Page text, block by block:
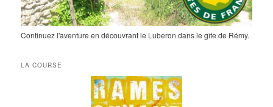
Continuez l'aventure en découvrant le Luberon dans le gîte de Rémy.
LA COURSE